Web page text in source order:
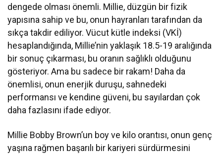
dengede olması önemli. Millie, düzgün bir fizik
yapısına sahip ve bu, onun hayranları tarafından da
sıkça takdir ediliyor. Vücut kütle indeksi (VKİ)
hesaplandığında, Millie’nin yaklaşık 18.5-19 aralığında
bir sonuç çıkarması, bu oranın sağlıklı olduğunu
gösteriyor. Ama bu sadece bir rakam! Daha da
önemlisi, onun enerjik duruşu, sahnedeki
performansı ve kendine güveni, bu sayılardan çok
daha fazlasını ifade ediyor.
Millie Bobby Brown’un boy ve kilo orantısı, onun genç
yaşına rağmen başarılı bir kariyeri sürdürmesini